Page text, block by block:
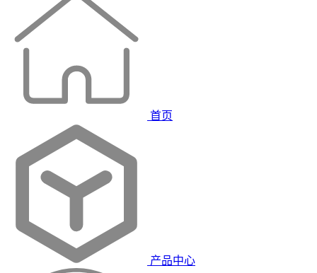
首页
产品中心